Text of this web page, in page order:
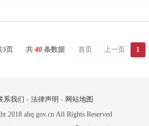
3页 共40条数据 首页 上一页 1
系我们 - 法律声明 - 网站地图
2018 ahq.gov.cn All Rights Reserved